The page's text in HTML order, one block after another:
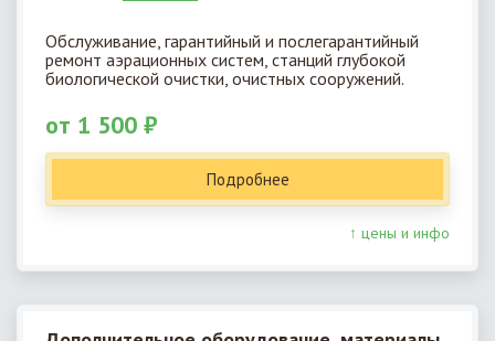
Обслуживание, гарантийный и послегарантийный
ремонт аэрационных систем, станций глубокой
биологической очистки, очистных сооружений.
от 1 500 ₽
Подробнее
↑ цены и инфо